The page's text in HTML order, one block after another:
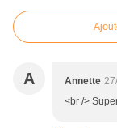
A Annette
<br />